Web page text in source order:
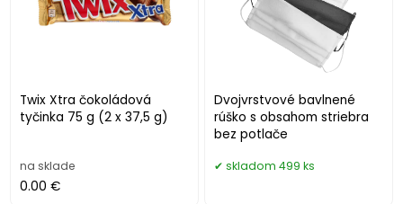
Twix Xtra čokoládová
tyčinka 75 g (2 x 37,5 g)
na sklade
0.00 €
Dvojvrstvové bavlnené
rúško s obsahom striebra
bez potlače
skladom 499 ks